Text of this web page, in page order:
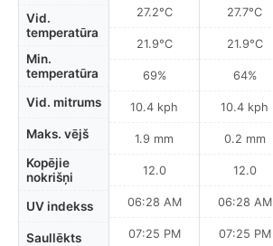
Vid.
temperatūra
Min.
temperatūra
Vid. mitrums
Maks. vējš
Kopējie
nokrišņi
UV indekss
Saullēkts
27.2°C
21.9°C
69%
10.4 kph
1.9 mm
12.0
06:28 AM
07:25 PM
27.7°C
21.9°C
64%
10.4 kph
0.2 mm
12.0
06:28 AM
07:25 PM